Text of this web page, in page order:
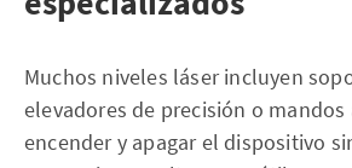
Muchos niveles láser incluyen
elevadores de precisión o mandos
encender y apagar el dispositivo